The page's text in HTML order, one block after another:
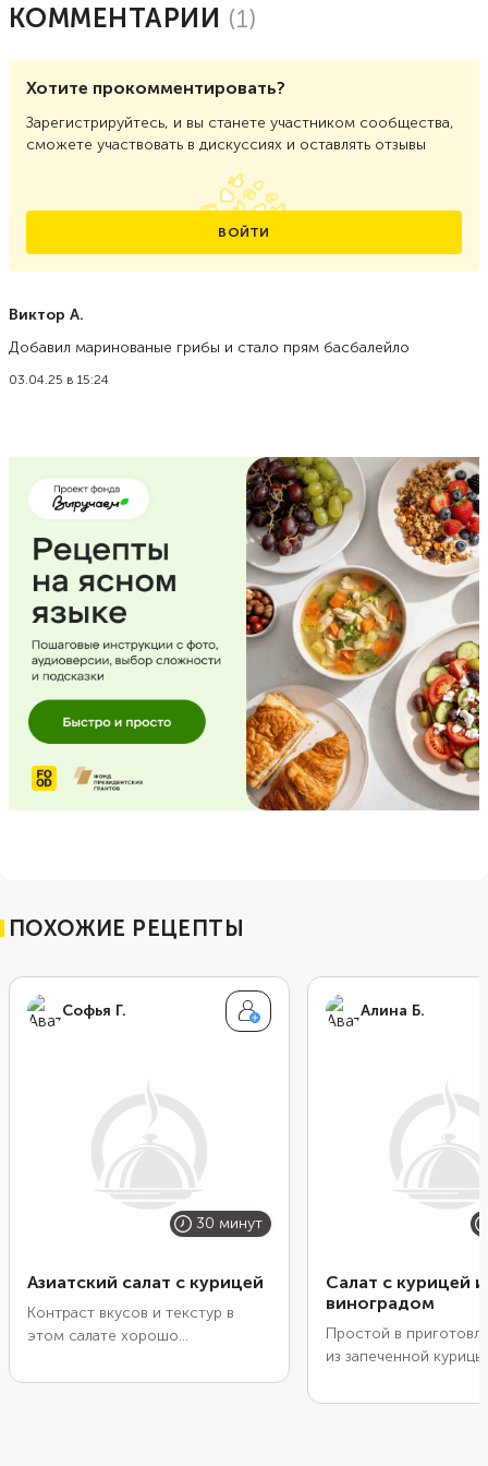
КОММЕНТАРИИ (1)
Хотите прокомментировать?
Зарегистрируйтесь, и вы станете участником сообщества,
сможете участвовать в дискуссиях и оставлять отзывы
ВОЙТИ
Виктор А.
Добавил маринованые грибы и стало прям басбалейло
03.04.25 в 15:24
ПОХОЖИЕ РЕЦЕПТЫ
Софья Г.
30 минут
Азиатский салат с курицей
Контраст вкусов и текстур в
этом салате хорошо
пикантная заправка. Возьмите
Алина Б.
Салат с курицей и
виноградом
Простой в
из запеченной
миндалем. Для